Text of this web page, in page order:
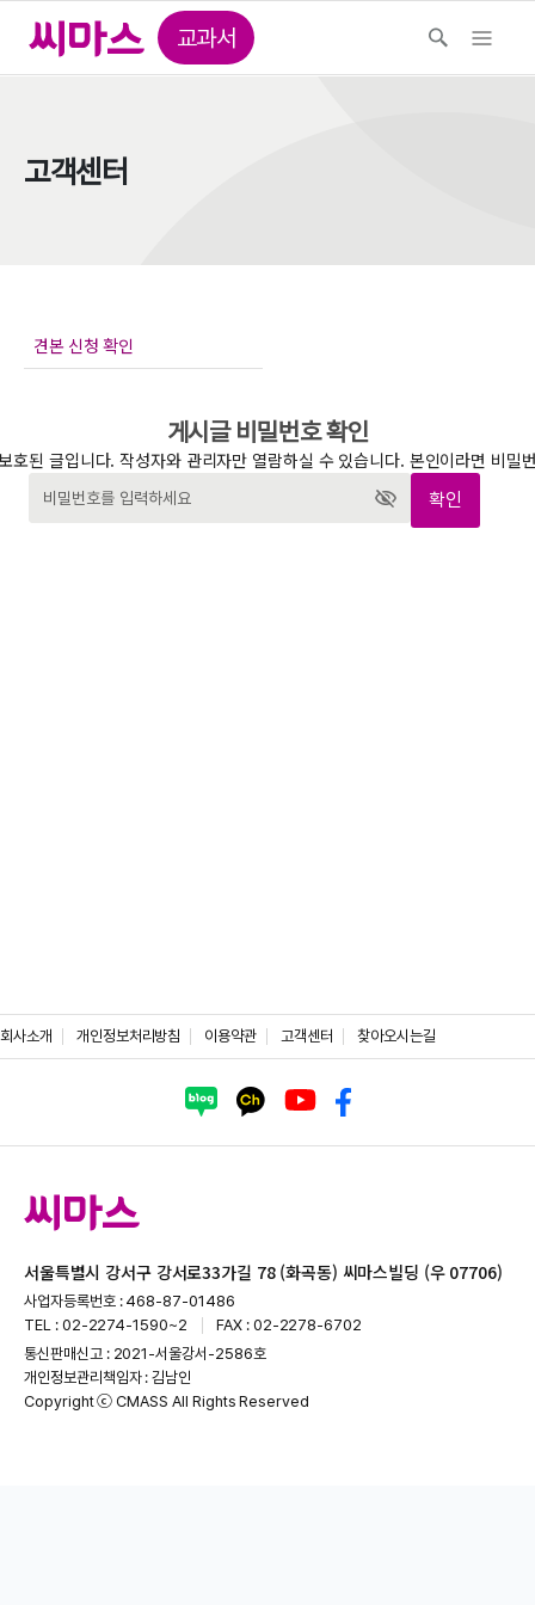
교과서
고객센터
게시글 비밀번호 확인
호된 글입니다. 작성자와 관리자만 열람하실 수 있습니다. 본인이라면 비밀
확인
회사소개 개인정보처리방침 이용약관 고객센터 찾아오시는길
서울특별시 강서구 강서로33가길 78 (화곡동) 씨마스빌딩 (우 07706)
사업자등록번호 : 468-87-01486
TEL : 02-2274-1590~2
FAX : 02-2278-6702
통신판매신고 : 2021-서울강서-2586호
개인정보관리책임자 : 김남인
Copyright ⓒ CMASS All Rights Reserved